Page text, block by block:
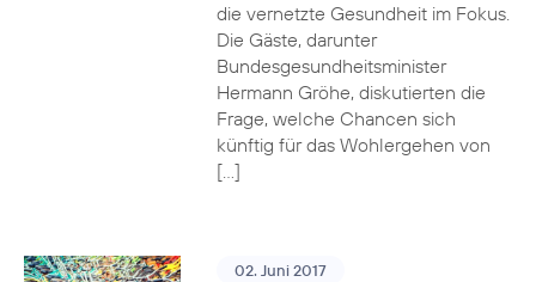
die vernetzte Gesundheit im Fokus.
Die Gäste, darunter
Bundesgesundheitsminister
Hermann Gröhe, diskutierten die
Frage, welche Chancen sich
künftig für das Wohlergehen von
[…]
02. Juni 2017